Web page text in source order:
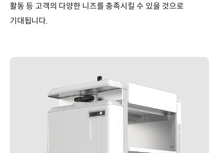
활동 등 고객의 다양한 니즈를 충족시킬 수 있을 것으로
기대됩니다.